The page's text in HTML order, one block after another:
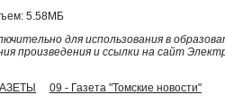
5.58МБ
для использования в
произведения и ссылки на сайт
09 - Газета "Томские новости"